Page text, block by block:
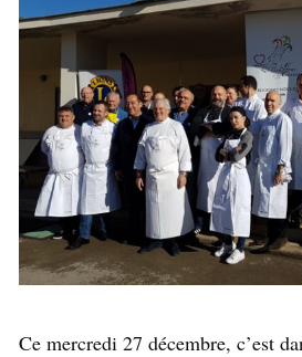
Ce mercredi 27 décembre, c’est